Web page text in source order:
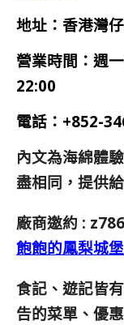
地址：香港灣
營業時間：週
22:00
電話：+852-
內文為海綿體
盡相同，提供
廠商邀約 :
飽飽的鳳梨城堡
食記、遊記皆
告的菜單、優